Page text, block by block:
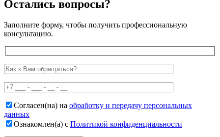
Остались вопросы?
Заполните форму, чтобы получить профессиональную
консультацию.
Согласен(на) на обработку и передачу персональных
данных
Ознакомлен(а) с Политикой конфиденциальности